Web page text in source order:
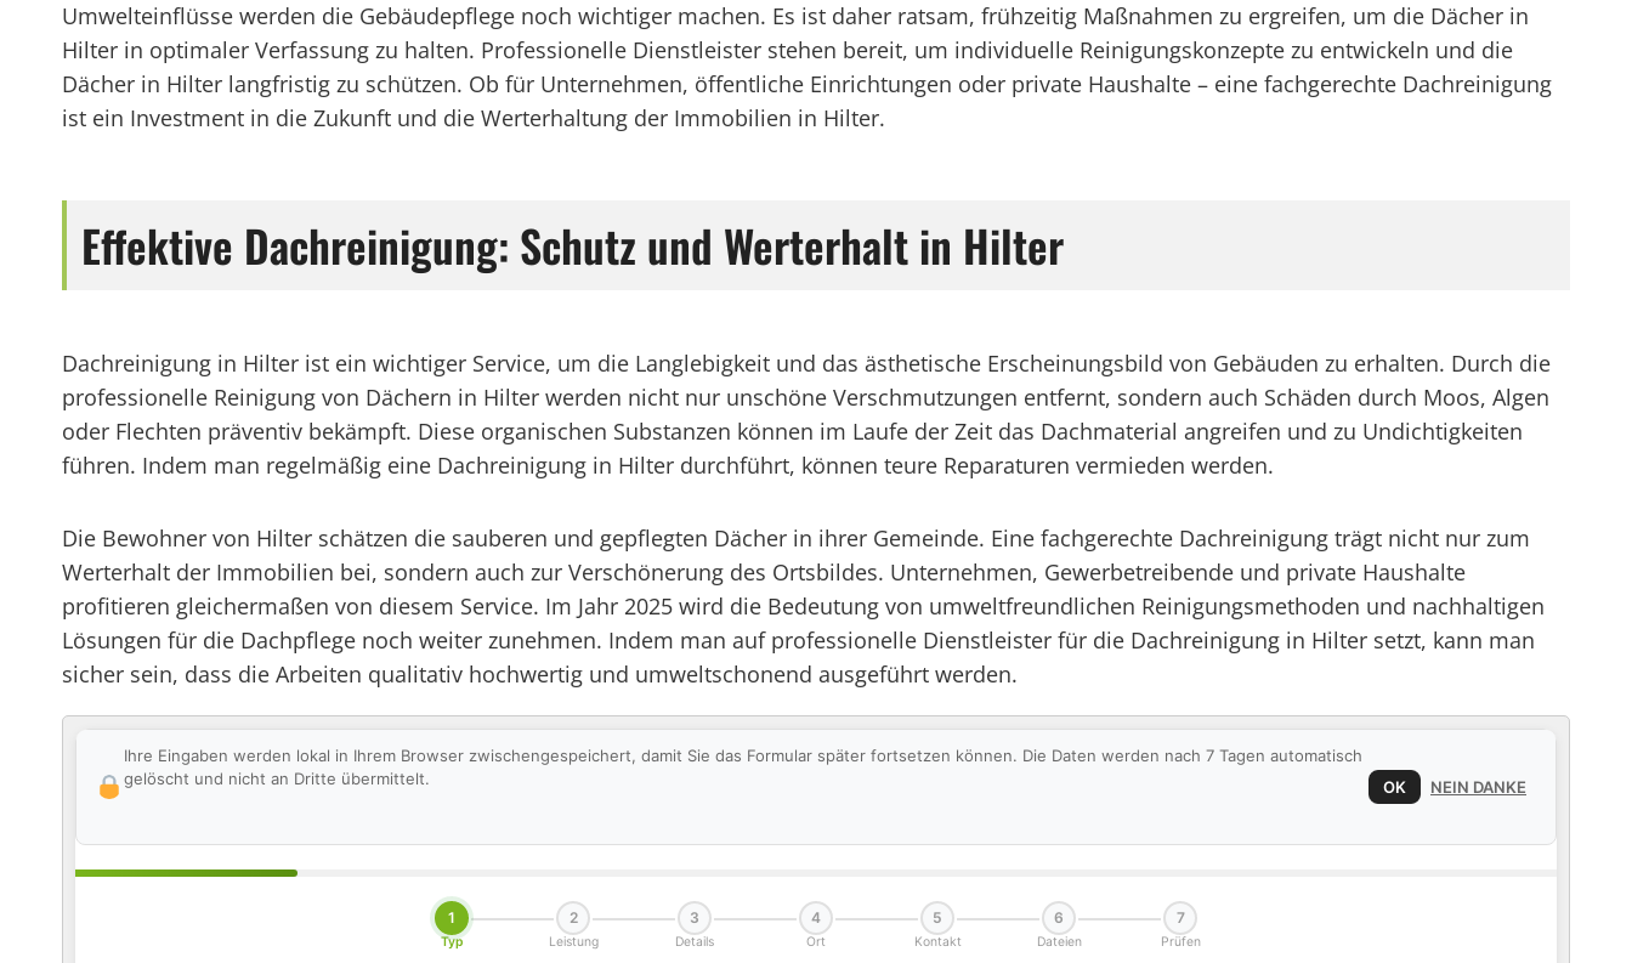
Umwelteinflüsse werden die Gebäudepflege noch wichtiger machen. Es ist daher ratsam, frühzeitig Maßnahmen zu ergreifen, um die Dächer in
Hilter in optimaler Verfassung zu halten. Professionelle Dienstleister stehen bereit, um individuelle Reinigungskonzepte zu entwickeln und die
Dächer in Hilter langfristig zu schützen. Ob für Unternehmen, öffentliche Einrichtungen oder private Haushalte – eine fachgerechte Dachreinigung
ist ein Investment in die Zukunft und die Werterhaltung der Immobilien in Hilter.
Effektive Dachreinigung: Schutz und Werterhalt in Hilter
Dachreinigung in Hilter ist ein wichtiger Service, um die Langlebigkeit und das ästhetische Erscheinungsbild von Gebäuden zu erhalten. Durch die
professionelle Reinigung von Dächern in Hilter werden nicht nur unschöne Verschmutzungen entfernt, sondern auch Schäden durch Moos, Algen
oder Flechten präventiv bekämpft. Diese organischen Substanzen können im Laufe der Zeit das Dachmaterial angreifen und zu Undichtigkeiten
führen. Indem man regelmäßig eine Dachreinigung in Hilter durchführt, können teure Reparaturen vermieden werden.
Die Bewohner von Hilter schätzen die sauberen und gepflegten Dächer in ihrer Gemeinde. Eine fachgerechte Dachreinigung trägt nicht nur zum
Werterhalt der Immobilien bei, sondern auch zur Verschönerung des Ortsbildes. Unternehmen, Gewerbetreibende und private Haushalte
profitieren gleichermaßen von diesem Service. Im Jahr 2025 wird die Bedeutung von umweltfreundlichen Reinigungsmethoden und nachhaltigen
Lösungen für die Dachpflege noch weiter zunehmen. Indem man auf professionelle Dienstleister für die Dachreinigung in Hilter setzt, kann man
sicher sein, dass die Arbeiten qualitativ hochwertig und umweltschonend ausgeführt werden.
Ihre Eingaben werden lokal in Ihrem Browser zwischengespeichert, damit Sie das Formular später fortsetzen können. Die Daten werden nach 7 Tagen automatisch
gelöscht und nicht an Dritte übermittelt.
OK NEIN DANKE
1
Typ
2
Leistung
3
Details
4
Ort
5
Kontakt
6
Dateien
7
Prüfen